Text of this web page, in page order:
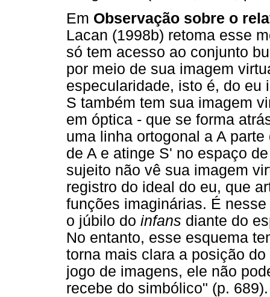
Em Observação sobre o
Lacan (1998b) retoma esse
só tem acesso ao conjunto
por meio de sua imagem
especularidade, isto é, do eu
S também tem sua imagem
em óptica - que se forma
uma linha ortogonal a A
de A e atinge S' no espaço
sujeito não vê sua imagem
registro do ideal do eu, que
funções imaginárias. É
o júbilo do infans diante do
No entanto, esse esquema
torna mais clara a posição
jogo de imagens, ele não
recebe do simbólico" (p. 689).